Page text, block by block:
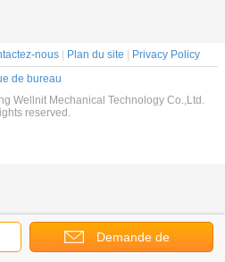
Demande de
nous Plan du site
Privacy Policy
de bureau
Wellnit Mechanical Technology Co.,Ltd.
reserved.